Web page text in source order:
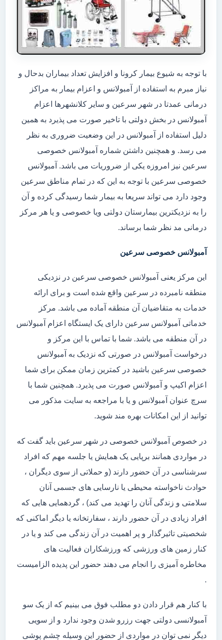
با توجه به شیوع بیمار کرونا و افزایش تعداد بیماران بدحال و
نیاز مبرم به استفاده از آمبولانس و اعزام بیمار به مراکز
درمانی عمدتا در شهر سرعین و سایر کلانشهرها اعزام
آمبولانس در بخش دولتی با تاخیر صورت می پذیرد به همین
دلیل استفاده از آمبولانس در این وضعیت ضروری به نظر
می رسد. و همچنین داشتن شماره آمبولانس خصوصی
سرعین نیز امروزه یکی از ضروریات می باشد. آمبولانس
خصوصی سرعین با توجه به این که در تمام مناطق سرعین
وجود دارد می تواند سریعا به بیمار شما رسیدگی کرده و آن
را به نزدیکترین بیمارستان دولتی ویا خصوصی و یا هر مرکز
درمانی مد نظر شما برساند.
آمبولانس خصوصی سرعین
این مرکز یعنی آمبولانس خصوصی سرعین در نزدیکی
منطقه نامبرده در سرعین واقع شده است و برای ارائه
خدمات به متقاضیان آن منطقه آماده می باشد. مرکز
خدماتی آمبولانس سرعین دارای یک ایستگاه اعزام آمبولانس
در آن منطقه می باشد. شما با تماس با این مرکز و
درخواست آمبولانس در صورتی که نزدیک به آمبولانس
خصوصی سرعین باشید در کمترین زمان ممکن برای شما
اعزام اکیپ و آمبولانس صورت می پذیرد. همچنین شما با
سرچ عنوان آمبولانس و یا با مراجعه به سایت مذکور می
توانید از این امکانات بهره مند شوید.
در خصوص آمبولانس خصوصی در شهر سرعین باید گفت که
در مواردی همانند برپایی یک همایش یا جلسه مهم که افراد
سرشناسی در آن حضور دارند (و حملاتی از سوی دیگران ،
حوادث ناخواسته محیطی یا نارسایی های جسمی آنان
سلامتی و زندگی آنان را تهدید می کند) ، گردهمایی هایی که
افراد زیادی در آن حضور دارند ، سفارتخانه یا دیگر اماکنی که
شخصیتی تاثیرگذار و پر اهمیت در آن زندگی می کند و یا در
کنار زمین های ورزشی که ورزشکاران فعالیت های
مخاطره آمیزی را انجام می دهند حضور این پدیده الزامیست
.
با کنار هم قرار دادن دو مطلب فوق می بینیم که از یک سو
آمبولانسی دولتی جهت رزرو شدن وجود ندارد و از سویی
دیگر نمی توان در مواردی از حضور این وسیله چشم پوشی